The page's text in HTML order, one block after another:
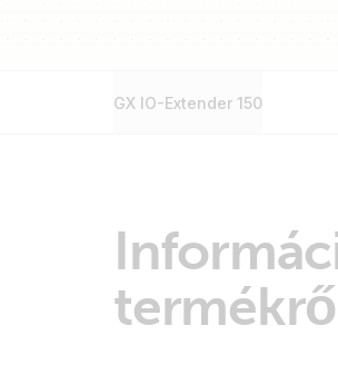
GX IO-Extender 150